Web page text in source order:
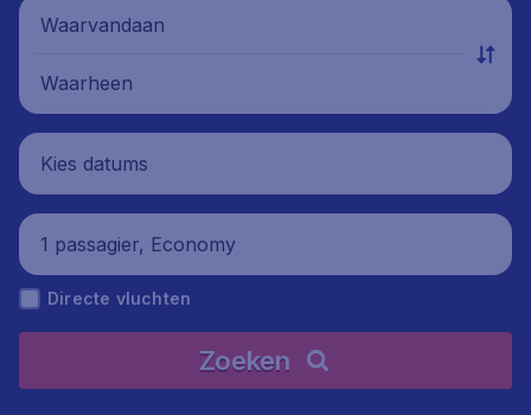
Waarvandaan
Waarheen
Kies datums
1 passagier, Economy
Directe vluchten
Zoeken